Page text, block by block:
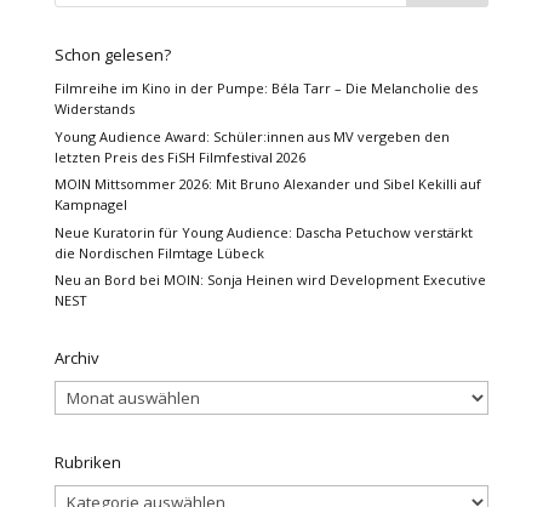
Schon gelesen?
Filmreihe im Kino in der Pumpe: Béla Tarr – Die Melancholie des
Widerstands
Young Audience Award: Schüler:innen aus MV vergeben den
letzten Preis des FiSH Filmfestival 2026
MOIN Mittsommer 2026: Mit Bruno Alexander und Sibel Kekilli auf
Kampnagel
Neue Kuratorin für Young Audience: Dascha Petuchow verstärkt
die Nordischen Filmtage Lübeck
Neu an Bord bei MOIN: Sonja Heinen wird Development Executive
NEST
Archiv
Archiv
Rubriken
Rubriken